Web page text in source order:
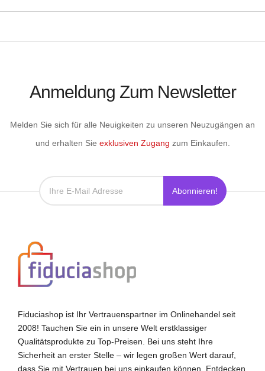
Anmeldung Zum Newsletter
Melden Sie sich für alle Neuigkeiten zu unseren Neuzugängen an
und erhalten Sie exklusiven Zugang zum Einkaufen.
Abonnieren!
Fiduciashop ist Ihr Vertrauenspartner im Onlinehandel seit
2008! Tauchen Sie ein in unsere Welt erstklassiger
Qualitätsprodukte zu Top-Preisen. Bei uns steht Ihre
Sicherheit an erster Stelle – wir legen großen Wert darauf,
dass Sie mit Vertrauen bei uns einkaufen können. Entdecken